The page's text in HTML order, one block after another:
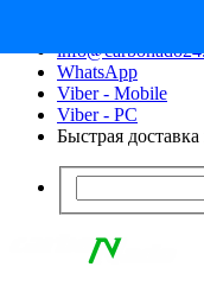
WhatsApp
Viber - Mobile
Viber - PC
Быстрая